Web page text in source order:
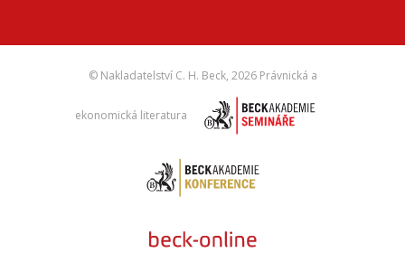
© Nakladatelství C. H. Beck, 2026 Právnická a
ekonomická literatura